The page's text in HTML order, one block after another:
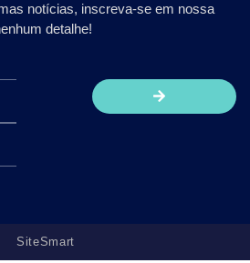
notícias, inscreva-se em nossa
detalhe!
SiteSmart